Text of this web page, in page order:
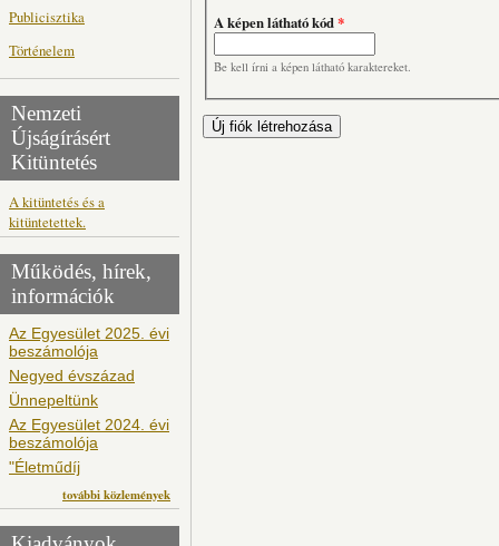
Publicisztika
Történelem
Nemzeti
Újságírásért
Kitüntetés
A kitüntetés és a
kitüntetettek.
Működés, hírek,
információk
Az Egyesület 2025. évi
beszámolója
Negyed évszázad
Ünnepeltünk
Az Egyesület 2024. évi
beszámolója
"Életműdíj
további közlemények
A képen látható kód*
Be kell írni a képen látható karaktereket.